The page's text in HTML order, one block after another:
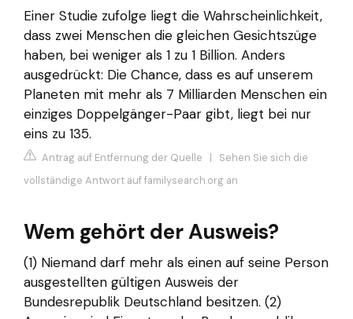
Einer Studie zufolge liegt die Wahrscheinlichkeit,
dass zwei Menschen die gleichen Gesichtszüge
haben, bei weniger als 1 zu 1 Billion. Anders
ausgedrückt: Die Chance, dass es auf unserem
Planeten mit mehr als 7 Milliarden Menschen ein
einziges Doppelgänger-Paar gibt, liegt bei nur
eins zu 135.
Antrag auf Entfernung der Quelle | Sehen Sie sich die
vollständige Antwort auf familysearch.org an
Wem gehört der Ausweis?
(1) Niemand darf mehr als einen auf seine Person
ausgestellten gültigen Ausweis der
Bundesrepublik Deutschland besitzen. (2)